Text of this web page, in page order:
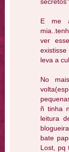
E me
ver
leva a
No
ñ tinha
leitura
bate
Lost, pq